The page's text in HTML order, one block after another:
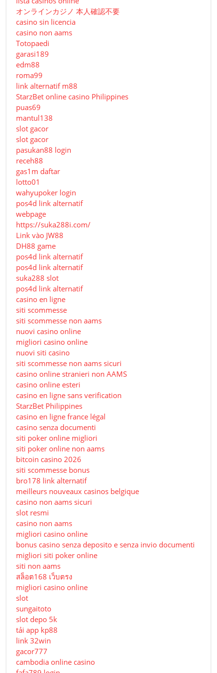
オンラインカジノ 本人確認不要
casino sin licencia
casino non aams
Totopaedi
garasi189
edm88
roma99
link alternatif m88
StarzBet online casino Philippines
puas69
mantul138
slot gacor
slot gacor
pasukan88 login
receh88
gas1m daftar
lotto01
wahyupoker login
pos4d link alternatif
webpage
https://suka288i.com/
Link vào JW88
DH88 game
pos4d link alternatif
pos4d link alternatif
suka288 slot
pos4d link alternatif
casino en ligne
siti scommesse
siti scommesse non aams
nuovi casino online
migliori casino online
nuovi siti casino
siti scommesse non aams sicuri
casino online stranieri non AAMS
casino online esteri
casino en ligne sans verification
StarzBet Philippines
casino en ligne france légal
casino senza documenti
siti poker online migliori
siti poker online non aams
bitcoin casino 2026
siti scommesse bonus
bro178 link alternatif
meilleurs nouveaux casinos belgique
casino non aams sicuri
slot resmi
casino non aams
migliori casino online
bonus casino senza deposito e senza invio documenti
migliori siti poker online
siti non aams
สล็อต168 เว็บตรง
migliori casino online
slot
sungaitoto
slot depo 5k
tải app kp88
link 32win
gacor777
cambodia online casino